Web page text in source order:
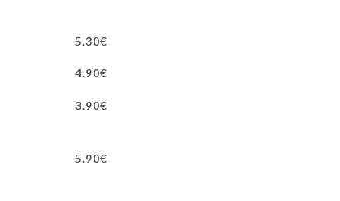
5.30€
4.90€
3.90€
5.90€